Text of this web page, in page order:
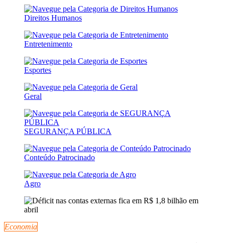
Direitos Humanos
Entretenimento
Esportes
Geral
SEGURANÇA PÚBLICA
Conteúdo Patrocinado
Agro
Economia